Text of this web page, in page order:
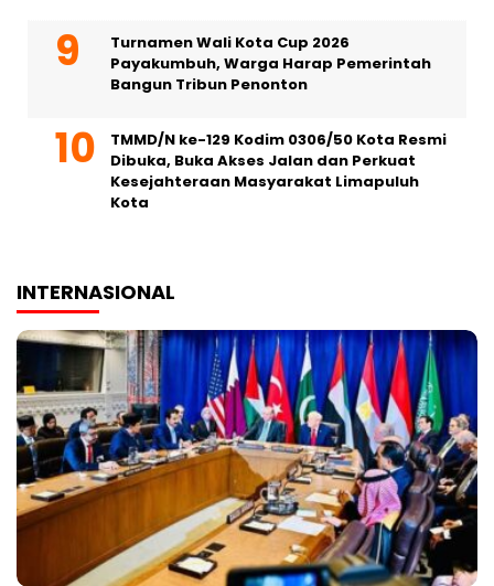
Turnamen Wali Kota Cup 2026
Payakumbuh, Warga Harap Pemerintah
Bangun Tribun Penonton
TMMD/N ke-129 Kodim 0306/50 Kota Resmi
Dibuka, Buka Akses Jalan dan Perkuat
Kesejahteraan Masyarakat Limapuluh
Kota
INTERNASIONAL